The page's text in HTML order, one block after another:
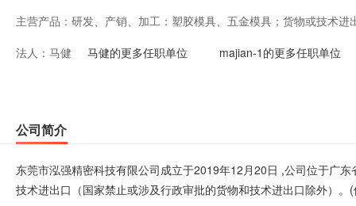
主营产品： 研发、产销、加工：塑胶模具、五金模具；货物或技术
物和技术进出口除外）。(依法须经批准的项目，经相关
法人： 马健 马健的更多任职单位 majian-1的更多任职单位
公司简介
东莞市泓强精密科技有限公司成立于2019年12月20日 ,公司位于广
技术进出口（国家禁止或涉及行政审批的货物和技术进出口除外）